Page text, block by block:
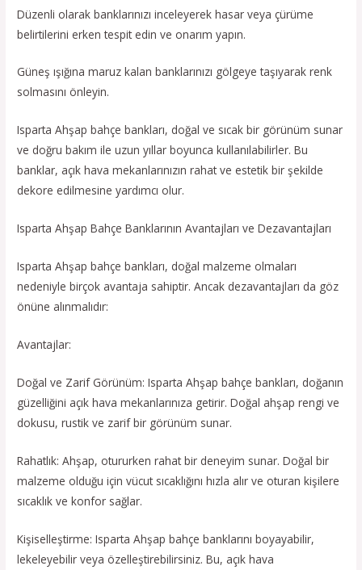
Düzenli olarak banklarınızı inceleyerek hasar veya çürüme
belirtilerini erken tespit edin ve onarım yapın.
Güneş ışığına maruz kalan banklarınızı gölgeye taşıyarak renk
solmasını önleyin.
Isparta Ahşap bahçe bankları, doğal ve sıcak bir görünüm sunar
ve doğru bakım ile uzun yıllar boyunca kullanılabilirler. Bu
banklar, açık hava mekanlarınızın rahat ve estetik bir şekilde
dekore edilmesine yardımcı olur.
Isparta Ahşap Bahçe Banklarının Avantajları ve Dezavantajları
Isparta Ahşap bahçe bankları, doğal malzeme olmaları
nedeniyle birçok avantaja sahiptir. Ancak dezavantajları da göz
önüne alınmalıdır:
Avantajlar:
Doğal ve Zarif Görünüm: Isparta Ahşap bahçe bankları, doğanın
güzelliğini açık hava mekanlarınıza getirir. Doğal ahşap rengi ve
dokusu, rustik ve zarif bir görünüm sunar.
Rahatlık: Ahşap, otururken rahat bir deneyim sunar. Doğal bir
malzeme olduğu için vücut sıcaklığını hızla alır ve oturan kişilere
sıcaklık ve konfor sağlar.
Kişiselleştirme: Isparta Ahşap bahçe banklarını boyayabilir,
lekeleyebilir veya özelleştirebilirsiniz. Bu, açık hava